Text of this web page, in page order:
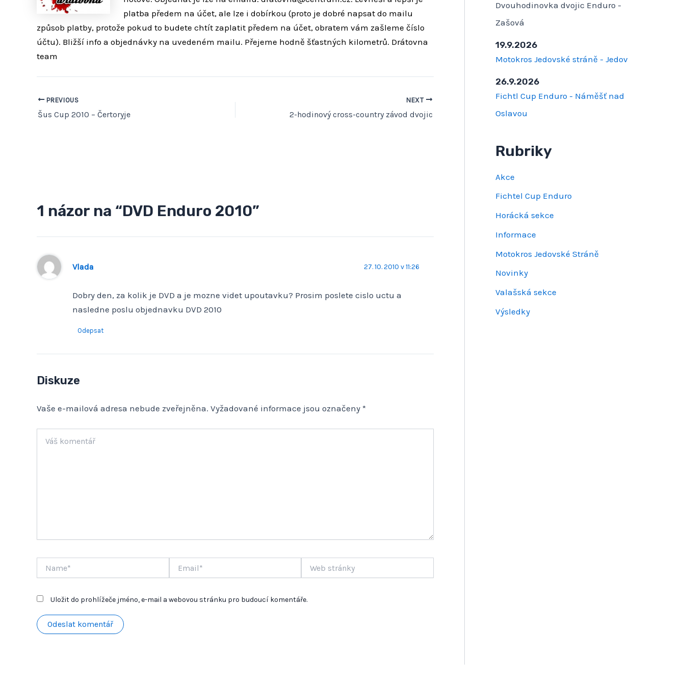
platba předem na účet, ale lze i dobírkou (proto je dobré napsat do mailu
způsob platby, protože pokud to budete chtít zaplatit předem na účet, obratem vám zašleme číslo
účtu). Bližší info a objednávky na uvedeném mailu. Přejeme hodně šťastných kilometrů. Drátovna
team
PREVIOUS
Šus Cup 2010 – Čertoryje
NEXT
2-hodinový cross-country závod dvojic
1 názor na “DVD Enduro 2010”
Vlada 27. 10. 2010 v 11:26
Dobry den, za kolik je DVD a je mozne videt upoutavku? Prosim poslete cislo uctu a
nasledne poslu objednavku DVD 2010
Odepsat
Diskuze
Vaše e-mailová adresa nebude zveřejněna. Vyžadované informace jsou označeny *
komentář
stránky
Uložit do prohlížeče jméno, e-mail a webovou stránku pro budoucí komentáře.
Dvouhodinovka dvojic Enduro -
Zašová
19.9.2026
Motokros Jedovské stráně - Jedov
26.9.2026
Fichtl Cup Enduro - Náměšť nad
Oslavou
Rubriky
Akce
Fichtel Cup Enduro
Horácká sekce
Informace
Motokros Jedovské Stráně
Novinky
Valašská sekce
Výsledky